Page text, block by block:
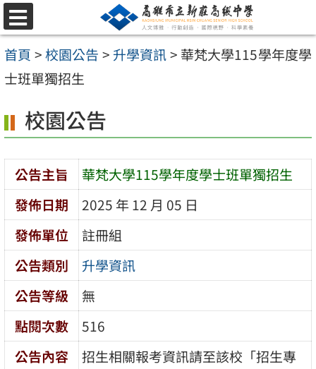
跳
至
主
要
容
區
選
單
首頁 >校園公告 > 升學資訊> 華梵大學115學年度學
士班單獨招生
校園公告
公告主旨
華梵大學115學年度學士班單獨招生
發佈日期
2025 年 12 月 05 日
發佈單位
註冊組
公告類別
升學資訊
公告等級
無
點閱次數
516
公告內容
招生相關報考資訊請至該校「招生專